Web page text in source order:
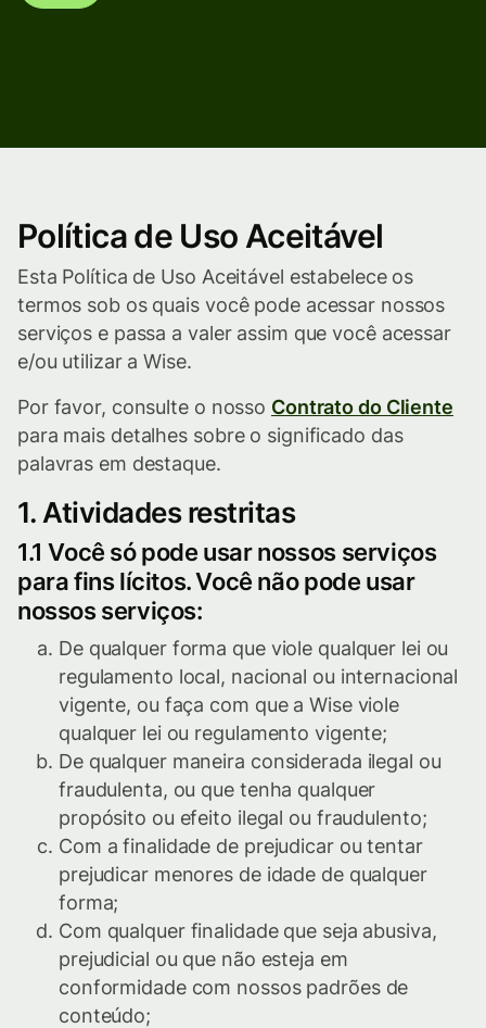
Política de Uso Aceitável
Esta Política de Uso Aceitável estabelece os
termos sob os quais você pode acessar nossos
serviços e passa a valer assim que você acessar
e/ou utilizar a Wise.
Por favor, consulte o nosso Contrato do Cliente
para mais detalhes sobre o significado das
palavras em destaque.
1. Atividades restritas
1.1 Você só pode usar nossos serviços
para fins lícitos. Você não pode usar
nossos serviços:
De qualquer forma que viole qualquer lei ou
regulamento local, nacional ou internacional
vigente, ou faça com que a Wise viole
qualquer lei ou regulamento vigente;
De qualquer maneira considerada ilegal ou
fraudulenta, ou que tenha qualquer
propósito ou efeito ilegal ou fraudulento;
Com a finalidade de prejudicar ou tentar
prejudicar menores de idade de qualquer
forma;
Com qualquer finalidade que seja abusiva,
prejudicial ou que não esteja em
conformidade com nossos padrões de
conteúdo;